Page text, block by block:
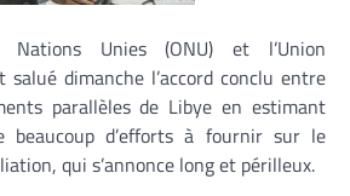
Nations Unies (ONU) et l’Union
salué dimanche l’accord conclu entre
parallèles de Libye en estimant
beaucoup d’efforts à fournir sur le
qui s’annonce long et périlleux.